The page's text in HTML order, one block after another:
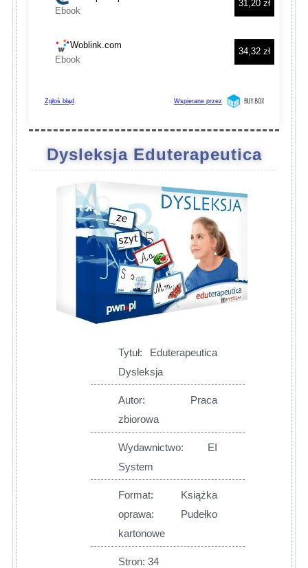
Dysleksja Eduterapeutica
Tytuł: Eduterapeutica
Dysleksja
Autor: Praca
zbiorowa
Wydawnictwo: EI
System
Format: Książka
oprawa: Pudełko
kartonowe
Stron: 34